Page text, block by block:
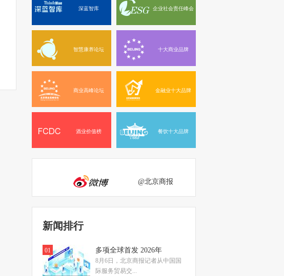
深蓝智库 企业社会责任峰会
智慧康养论坛 十大商业品牌
商业高峰论坛 金融业十大品牌
酒业价值榜 餐饮十大品牌
@北京商报
新闻排行
01 多项全球首发 2026年
8月6日，北京商报记者从中国国
际服务贸易交...